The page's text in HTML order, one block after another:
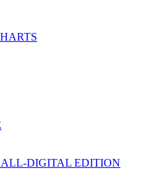
DIGITAL EDITION